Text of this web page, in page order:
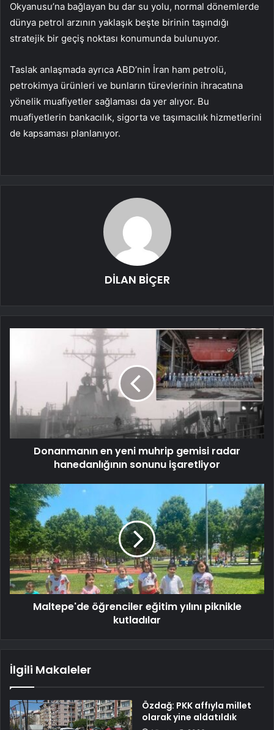
Okyanusu’na bağlayan bu dar su yolu, normal dönemlerde
dünya petrol arzının yaklaşık beşte birinin taşındığı
stratejik bir geçiş noktası konumunda bulunuyor.
Taslak anlaşmada ayrıca ABD’nin İran ham petrolü,
petrokimya ürünleri ve bunların türevlerinin ihracatına
yönelik muafiyetler sağlaması da yer alıyor. Bu
muafiyetlerin bankacılık, sigorta ve taşımacılık hizmetlerini
de kapsaması planlanıyor.
DİLAN BİÇER
Donanmanın en yeni muhrip gemisi radar
hanedanlığının sonunu işaretliyor
Maltepe'de öğrenciler eğitim yılını piknikle
kutladılar
İlgili Makaleler
Özdağ: PKK affıyla millet
olarak yine aldatıldık